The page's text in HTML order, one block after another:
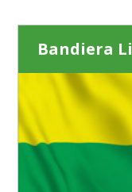
Bandiera